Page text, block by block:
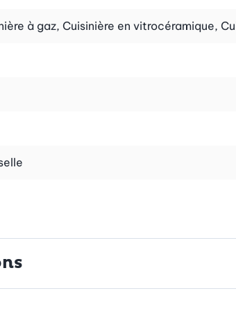
à gaz, Cuisinière en vitrocéramique,